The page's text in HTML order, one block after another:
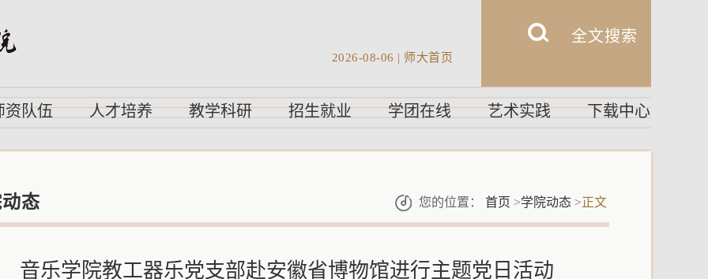
2026-08-06 | 师大首页
资队伍 人才培养 教学科研 招生就业 学团在线 艺术实践 下载中心
态 您的位置： 首页 >学院动态 >正文
音乐学院教工器乐党支部赴安徽省博物馆进行主题党日活动